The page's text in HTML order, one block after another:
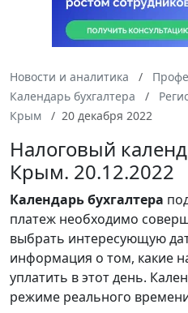
Новости и аналитика
Календарь бухгалтера
Крым
20 декабря 2022
Налоговый
Крым. 20.12.2022
Календарьбухгалтера
платеж необходимо
выбрать интересующую
информация о том, какие
уплатить в этот день.
режиме реального